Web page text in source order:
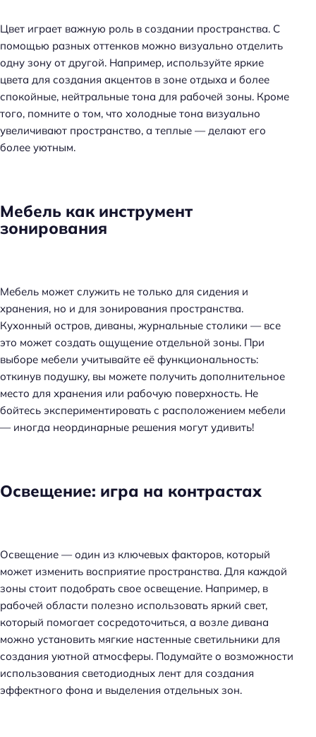
Цвет играет важную роль в создании пространства. С
помощью разных оттенков можно визуально отделить
одну зону от другой. Например, используйте яркие
цвета для создания акцентов в зоне отдыха и более
спокойные, нейтральные тона для рабочей зоны. Кроме
того, помните о том, что холодные тона визуально
увеличивают пространство, а теплые — делают его
более уютным.
Мебель как инструмент
зонирования
Мебель может служить не только для сидения и
хранения, но и для зонирования пространства.
Кухонный остров, диваны, журнальные столики — все
это может создать ощущение отдельной зоны. При
выборе мебели учитывайте её функциональность:
откинув подушку, вы можете получить дополнительное
место для хранения или рабочую поверхность. Не
бойтесь экспериментировать с расположением мебели
— иногда неординарные решения могут удивить!
Освещение: игра на контрастах
Освещение — один из ключевых факторов, который
может изменить восприятие пространства. Для каждой
зоны стоит подобрать свое освещение. Например, в
рабочей области полезно использовать яркий свет,
который помогает сосредоточиться, а возле дивана
можно установить мягкие настенные светильники для
создания уютной атмосферы. Подумайте о возможности
использования светодиодных лент для создания
эффектного фона и выделения отдельных зон.